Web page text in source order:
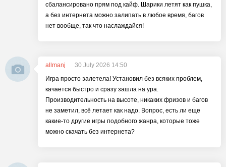
сбалансировано прям под кайф. Шарики летят как пушка,
а без интернета можно залипать в любое время, багов
нет вообще, так что наслаждайся!
allmanj
30 July 2026 14:50
Игра просто залетела! Установил без всяких проблем,
качается быстро и сразу зашла на ура.
Производительность на высоте, никаких фризов и багов
не заметил, всё летает как надо. Вопрос, есть ли еще
какие-то другие игры подобного жанра, которые тоже
можно скачать без интернета?